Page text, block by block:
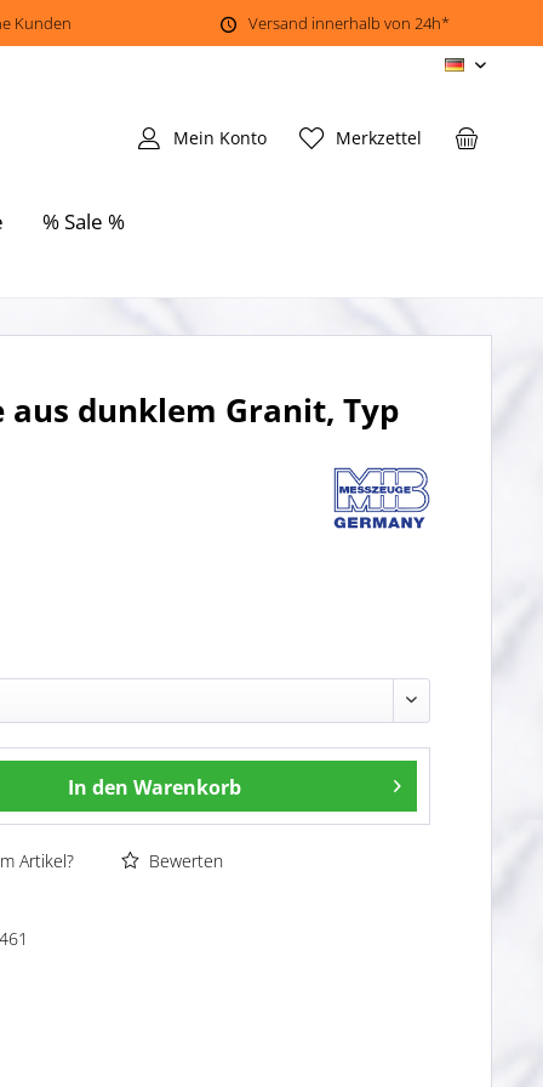
Kunden Versand innerhalb von 24h*
DE
Merkzettel
Mein Konto
% Sale %
dunklem Granit, Typ
In den Warenkorb
Artikel? Bewerten